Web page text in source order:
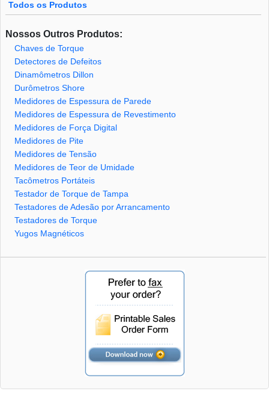
Todos os Produtos
Nossos Outros Produtos:
Chaves de Torque
Detectores de Defeitos
Dinamômetros Dillon
Durômetros Shore
Medidores de Espessura de Parede
Medidores de Espessura de Revestimento
Medidores de Força Digital
Medidores de Pite
Medidores de Tensão
Medidores de Teor de Umidade
Tacômetros Portáteis
Testador de Torque de Tampa
Testadores de Adesão por Arrancamento
Testadores de Torque
Yugos Magnéticos